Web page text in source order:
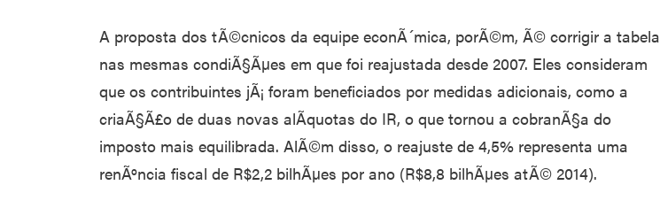
A proposta dos tÃ©cnicos da equipe econÃ´mica, porÃ©m, Ã© corrigir a tabela
nas mesmas condiÃ§Ãµes em que foi reajustada desde 2007. Eles consideram
que os contribuintes jÃ¡ foram beneficiados por medidas adicionais, como a
criaÃ§Ã£o de duas novas alÃ­quotas do IR, o que tornou a cobranÃ§a do
imposto mais equilibrada. AlÃ©m disso, o reajuste de 4,5% representa uma
renÃºncia fiscal de R$2,2 bilhÃµes por ano (R$8,8 bilhÃµes atÃ© 2014).